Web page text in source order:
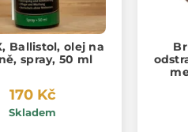
Ballistol, olej na
spray, 50 ml
170 Kč
Skladem